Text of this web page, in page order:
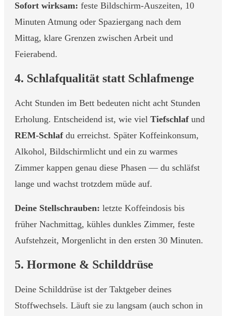
Sofort wirksam: feste Bildschirm-Auszeiten, 10
Minuten Atmung oder Spaziergang nach dem
Mittag, klare Grenzen zwischen Arbeit und
Feierabend.
4. Schlafqualität statt Schlafmenge
Acht Stunden im Bett bedeuten nicht acht Stunden
Erholung. Entscheidend ist, wie viel Tiefschlafund
REM-Schlafdu erreichst. Später Koffeinkonsum,
Alkohol, Bildschirmlicht und ein zu warmes
Zimmer kappen genau diese Phasen — du schläfst
lange und wachst trotzdem müde auf.
Deine Stellschrauben: letzte Koffeindosis bis
früher Nachmittag, kühles dunkles Zimmer, feste
Aufstehzeit, Morgenlicht in den ersten 30 Minuten.
5. Hormone & Schilddrüse
Deine Schilddrüse ist der Taktgeber deines
Stoffwechsels. Läuft sie zu langsam (auch schon in